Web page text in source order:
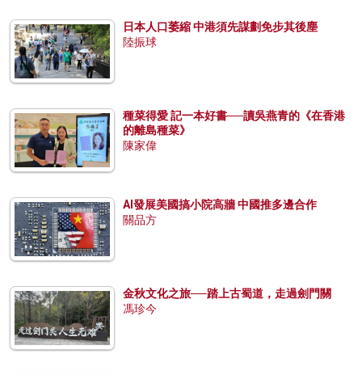
日本人口萎縮 中港須先謀劃免步其後塵
陸振球
種菜得愛 記一本好書──讀吳燕青的《在香港
的離島種菜》
陳家偉
AI發展美國搞小院高牆 中國推多邊合作
關品方
金秋文化之旅──踏上古蜀道，走過劍門關
馮珍今